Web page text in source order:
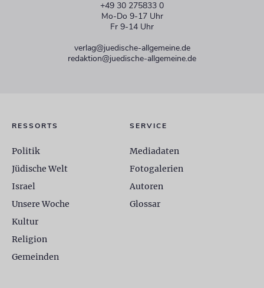
+49 30 275833 0
Mo-Do 9-17 Uhr
Fr 9-14 Uhr
verlag@juedische-allgemeine.de
redaktion@juedische-allgemeine.de
RESSORTS
Politik
Jüdische Welt
Israel
Unsere Woche
Kultur
Religion
Gemeinden
SERVICE
Mediadaten
Fotogalerien
Autoren
Glossar